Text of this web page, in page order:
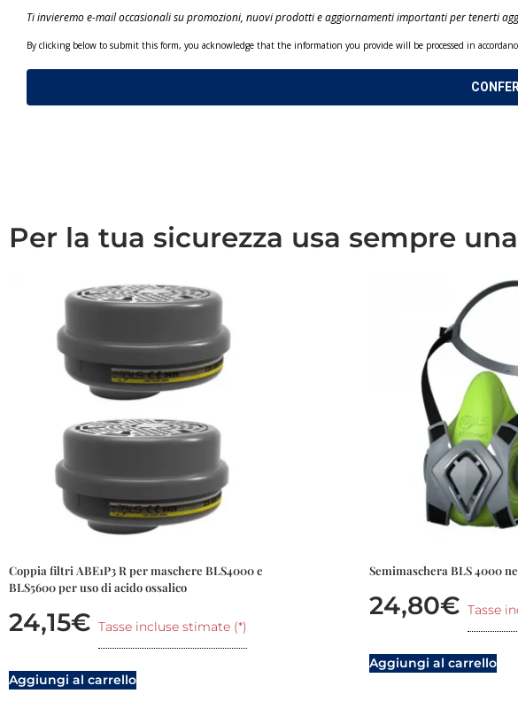
Ti invieremo e-mail occasionali su promozioni, nuovi prodotti e aggiornamenti importanti per tenerti
By clicking below to submit this form, you acknowledge that the information you provide will be processed in
Per la tua sicurezza usa sempre
Coppia filtri ABE1P3 R per maschere BLS4000 e
BLS5600 per uso di acido ossalico
24,15€ Tasse incluse stimate (*)
Aggiungi al carrello
Semimaschera BLS 4000
24,80€ Tasse
Aggiungi al carrello